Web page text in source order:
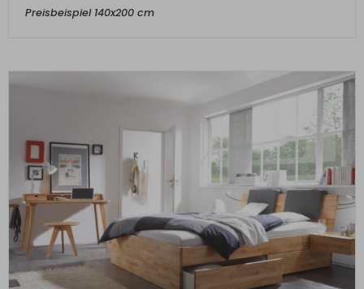
Preisbeispiel 140x200 cm